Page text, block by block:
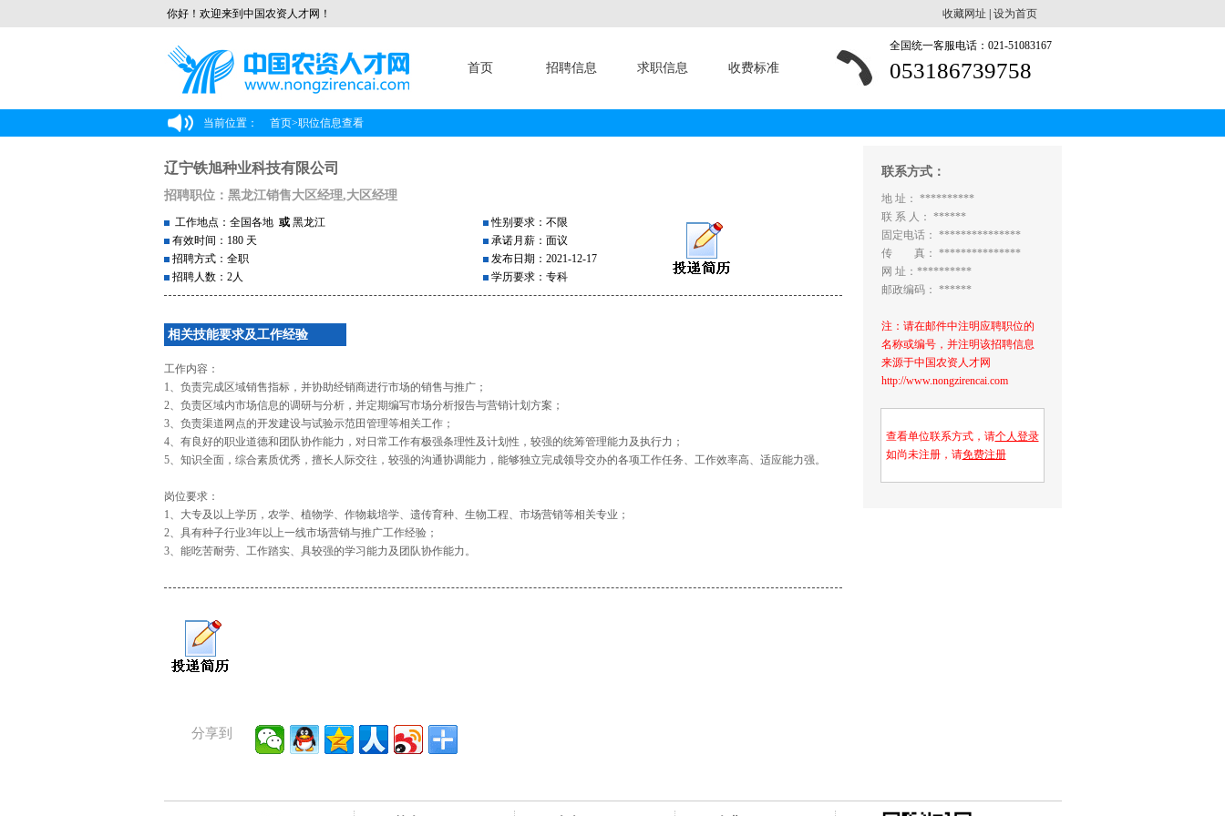
你好！欢迎来到中国农资人才网！ 收藏网址 设为首页
首页 招聘信息 求职信息 收费标准
全国统一客服电话：021-51083167
053186739758
当前位置： 首页>职位信息查看
辽宁铁旭种业科技有限公司
招聘职位：黑龙江销售大区经理,大区经理
工作地点：全国各地 或黑龙江
有效时间：180 天
招聘方式：全职
招聘人数：2人
性别要求：不限
承诺月薪：面议
发布日期：2021-12-17
学历要求：专科
相关技能要求及工作经验
工作内容：
1、负责完成区域销售指标，并协助经销商进行市场的销售与推广；
2、负责区域内市场信息的调研与分析，并定期编写市场分析报告与营销计划方案；
3、负责渠道网点的开发建设与试验示范田管理等相关工作；
4、有良好的职业道德和团队协作能力，对日常工作有极强条理性及计划性，较强的统筹管理能力及执行力；
5、知识全面，综合素质优秀，擅长人际交往，较强的沟通协调能力，能够独立完成领导交办的各项工作任务、工作效率高、适应能力强。
岗位要求：
1、大专及以上学历，农学、植物学、作物栽培学、遗传育种、生物工程、市场营销等相关专业；
2、具有种子行业3年以上一线市场营销与推广工作经验；
3、能吃苦耐劳、工作踏实、具较强的学习能力及团队协作能力。
分享到
联系方式：
地 址： **********
联 系 人： ******
固定电话： ***************
传 真： ***************
网 址：**********
邮政编码： ******
注：请在邮件中注明应聘职位的
名称或编号，并注明该招聘信息
来源于中国农资人才网
http://www.nongzirencai.com
查看单位联系方式，请个人登录
如尚未注册，请免费注册